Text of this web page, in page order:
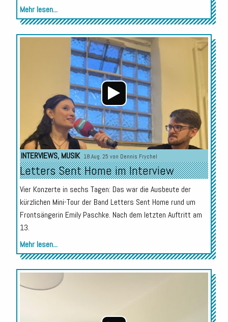
Mehr lesen...
Audio-
Player
INTERVIEWS, MUSIK 18.Aug. 25 von Dennis Frychel
Letters Sent Home im Interview
Vier Konzerte in sechs Tagen: Das war die Ausbeute der
kürzlichen Mini-Tour der Band Letters Sent Home rund um
Frontsängerin Emily Paschke. Nach dem letzten Auftritt am
13.
Mehr lesen...
Audio-
Player